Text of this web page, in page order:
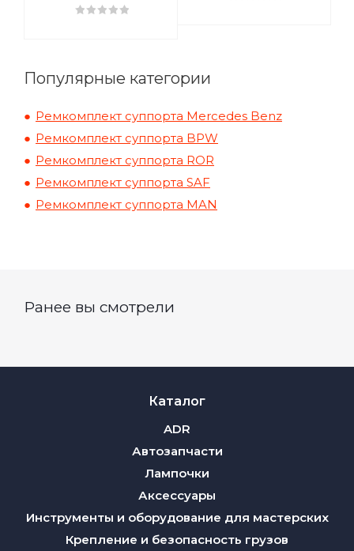
MCK1067)
Популярные категории
Ремкомплект суппорта Mercedes Benz
Ремкомплект суппорта BPW
Ремкомплект суппорта ROR
Ремкомплект суппорта SAF
Ремкомплект суппорта MAN
Ранее вы смотрели
Каталог
ADR
Автозапчасти
Лампочки
Аксессуары
Инструменты и оборудование для мастерских
Крепление и безопасность грузов